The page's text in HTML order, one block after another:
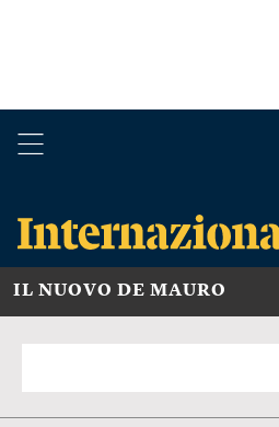
IL NUOVO DE MAURO